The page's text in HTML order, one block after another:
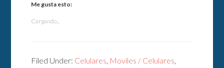
Me gusta esto:
Cargando...
Filed Under: Celulares, Moviles / Celulares,